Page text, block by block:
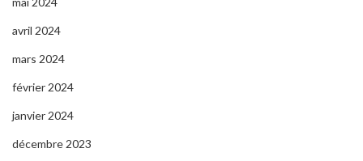
avril 2024
mars 2024
février 2024
janvier 2024
décembre 2023